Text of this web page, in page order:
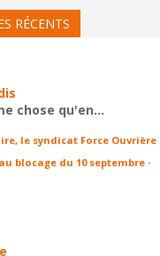
RÉCENTS
chose qu'en…
le syndicat Force Ouvrière
blocage du 10 septembre ·